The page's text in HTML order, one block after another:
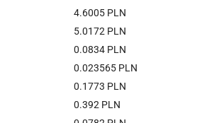
4.6005 PLN
5.0172 PLN
0.0834 PLN
0.023565 PLN
0.1773 PLN
0.392 PLN